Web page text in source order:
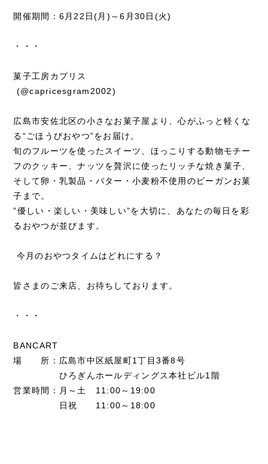
開催期間：6月22日(月)～6月30日(火)
・・・
菓子工房カプリス
(@capricesgram2002)
広島市安佐北区の小さなお菓子屋より、心がふっと軽くな
る“ごほうびおやつ”をお届け。
旬のフルーツを使ったスイーツ、ほっこりする動物モチー
フのクッキー、ナッツを贅沢に使ったリッチな焼き菓子、
そして卵・乳製品・バター・小麦粉不使用のビーガンお菓
子まで。
”優しい・楽しい・美味しい”を大切に、あなたの毎日を彩
るおやつが並びます。
今月のおやつタイムはどれにする？
皆さまのご来店、お待ちしております。
・・・
BANCART
場 所：広島市中区紙屋町1丁目3番8号
ひろぎんホールディングス本社ビル1階
営業時間：月～土 11:00～19:00
日祝 11:00～18:00